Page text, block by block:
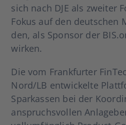
sich nach DJE als zwei­ter
Fokus auf den deut­schen
den, als Spon­sor der
wir­ken.
Die vom Frank­fur­ter
Nord/LB ent­wi­ckel­te
Spar­kas­sen bei der
anspruchs­vol­len